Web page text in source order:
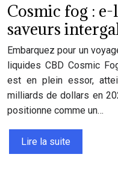
Cosmic fog :
saveurs
Embarquez pour un
liquides CBD Cosmic
est en plein essor,
milliards de dollars en
positionne comme un…
Lire la suite